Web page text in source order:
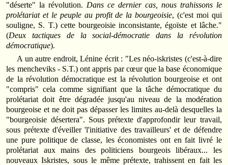
"déserte" la révolution.Dans ce dernier cas, nous trahissons le
prolétariat et le peuple au profit de la bourgeoisie, (c'est moi qui
souligne, S. T.) cette bourgeoisie inconsistante, égoïste et lâche."
(Deux tactiques de la social-démocratie dans la révolution
démocratique).
A un autre endroit, Lénine écrit : "Les néo-iskristes (c'est-à-dire
les mencheviks - S.T.) ont appris par cœur que la base économique
de la révolution démocratique est la révolution bourgeoise et ont
"compris" cela comme signifiant que la tâche démocratique du
prolétariat doit être dégradée jusqu'au niveau de la modération
bourgeoise et ne doit pas dépasser les limites au-delà desquelles la
"bourgeoisie désertera". Sous prétexte d'approfondir leur travail,
sous prétexte d'éveiller 'l'initiative des travailleurs' et de défendre
une pure politique de classe, les économistes ont en fait livré le
prolétariat aux mains des politiciens bourgeois libéraux... les
nouveaux Iskristes, sous le même prétexte, trahissent en fait les